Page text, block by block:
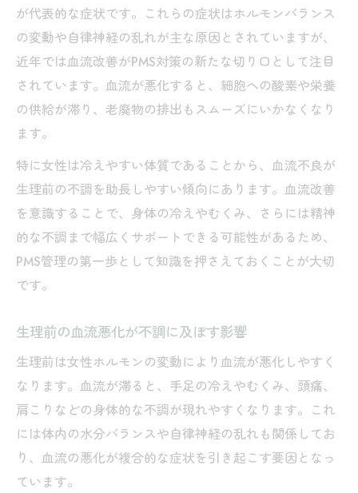
ホルモンバランスと血流改善の深い関係
ホルモンバランス変動と血流改善の関係性
血流改善が黄体期のPMS症状を和らげる理
由
血流改善が自律神経に与える好影響
血流改善でイライラや不調を軽減する方法
自然療法でPMS症状を和らげるコツ
血流改善を意識した自然療法の選び方
温活やハーブで血流改善に取り組む実践法
血流改善で緩和するPMS症状の体験談紹介
倦怠感や頭痛を軽減するための実践術
血流改善で倦怠感や頭痛が軽減する理由
血流改善のための簡単セルフマッサージ法
日常生活で続けやすい血流改善のアイデア
が代表的な症状です。これらの症状はホルモンバランス
の変動や自律神経の乱れが主な原因とされていますが、
近年では血流改善がPMS対策の新たな切り口として注目
されています。血流が悪化すると、細胞への酸素や栄養
の供給が滞り、老廃物の排出もスムーズにいかなくなり
ます。
特に女性は冷えやすい体質であることから、血流不良が
生理前の不調を助長しやすい傾向にあります。血流改善
を意識することで、身体の冷えやむくみ、さらには精神
的な不調まで幅広くサポートできる可能性があるため、
PMS管理の第一歩として知識を押さえておくことが大切
です。
生理前の血流悪化が不調に及ぼす影響
生理前は女性ホルモンの変動により血流が悪化しやすく
なります。血流が滞ると、手足の冷えやむくみ、頭痛、
肩こりなどの身体的な不調が現れやすくなります。これ
には体内の水分バランスや自律神経の乱れも関係してお
り、血流の悪化が複合的な症状を引き起こす要因となっ
ています。